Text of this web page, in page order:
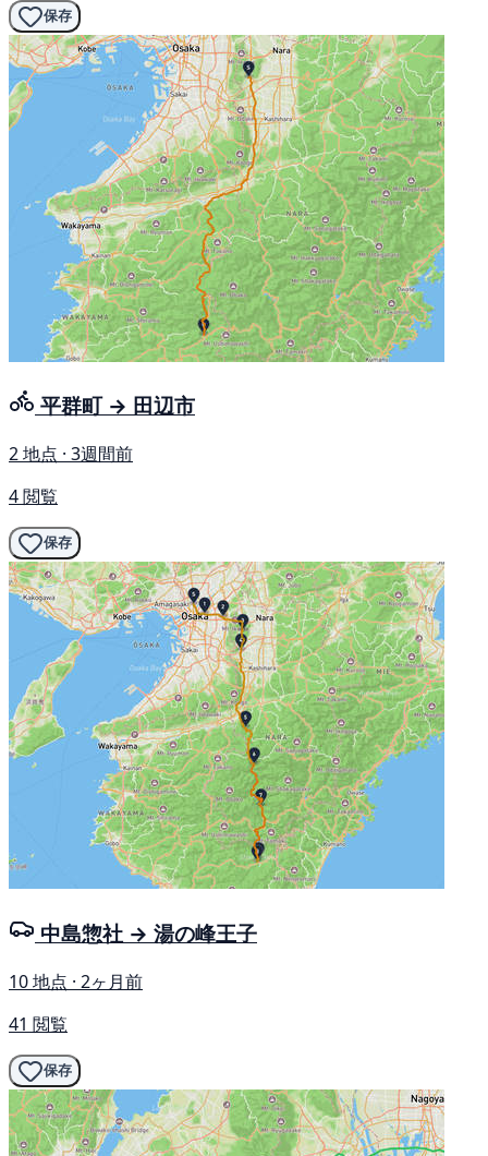
保存
平群町 → 田辺市
2 地点 · 3週間前
4 閲覧
保存
中島惣社 → 湯の峰王子
10 地点 · 2ヶ月前
41 閲覧
保存